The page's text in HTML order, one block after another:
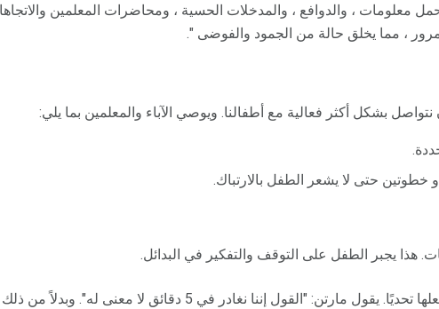
معلومات ، والدوافع ، والمدخلات الحسية ، ومحاضرات المعلمين
، مما يخلق حالة من الجمود والفوضى ".
بشكل أكثر فعالية مع أطفالنا. ويوصي الآباء والمعلمين بما يلي:
حتى لا يشعر الطفل بالارتباك.
هذا يجبر الطفل على التوقف والتفكير في البدائل.
"استخدم حدودًا زمنية مثيرة واجعلها تحديًا. يقول مارتن: "القول إننا نغادر في